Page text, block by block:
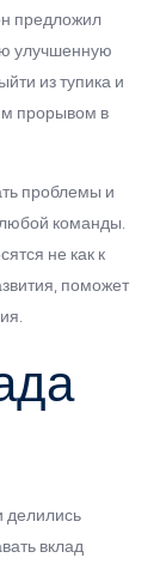
предложил
улучшенную
из тупика и
прорывом в
проблемы и
команды.
не как к
поможет
делились
вклад